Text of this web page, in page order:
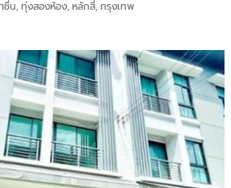
ชื่น, ทุ่งสองห้อง, หลักสี่, กรุงเทพ